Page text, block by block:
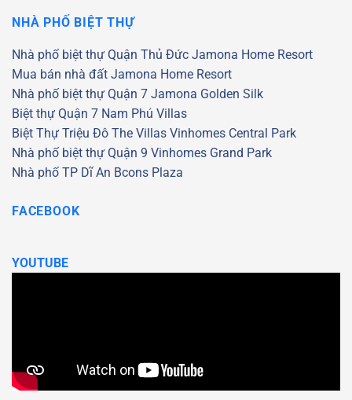
NHÀ PHỐ BIỆT THỰ
Nhà phố biệt thự Quận Thủ Đức Jamona Home Resort
Mua bán nhà đất Jamona Home Resort
Nhà phố biệt thự Quận 7 Jamona Golden Silk
Biệt thự Quận 7 Nam Phú Villas
Biệt Thự Triệu Đô The Villas Vinhomes Central Park
Nhà phố biệt thự Quận 9 Vinhomes Grand Park
Nhà phố TP Dĩ An Bcons Plaza
FACEBOOK
YOUTUBE